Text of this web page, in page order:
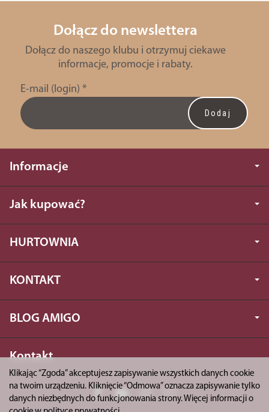
Dołącz do newslettera
Dołącz do naszego klubu i otrzymuj ciekawe
informacje, promocje i rabaty.
E-mail (login) *
Informacje
Jak kupować?
HURTOWNIA
KONTAKT
BLOG AMIGO
Kontakt
Klikając “Zgoda” akceptujesz zapisywanie wszystkich danych cookie
na twoim urządzeniu. Kliknięcie “Odmowa” oznacza zapisywanie tylko
danych niezbędnych do funkcjonowania strony. Więcej informacji o